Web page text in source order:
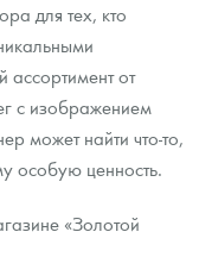
для тех, кто
от
с изображением
может найти что-то,
особую ценность.
«Золотой